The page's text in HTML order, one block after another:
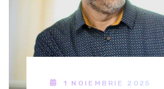
1 NOIEMBRIE 2025